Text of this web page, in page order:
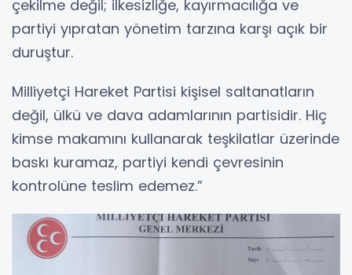
çekilme değil; ilkesizliğe, kayırmacılığa ve
partiyi yıpratan yönetim tarzına karşı açık bir
duruştur.
Milliyetçi Hareket Partisi kişisel saltanatların
değil, ülkü ve dava adamlarının partisidir. Hiç
kimse makamını kullanarak teşkilatlar üzerinde
baskı kuramaz, partiyi kendi çevresinin
kontrolüne teslim edemez.”